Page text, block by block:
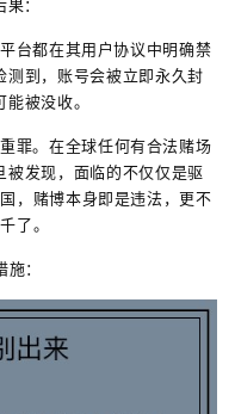
：
台都在其用户协议中明确禁
测到，账号会被立即永久封
被没收。
重罪。在全球任何有合法赌场
被发现，面临的不仅仅是驱
，赌博本身即是违法，更不
了。
：